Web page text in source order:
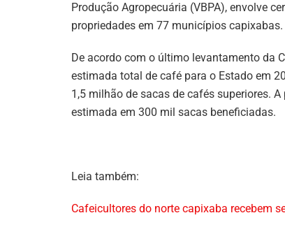
Produção Agropecuária (VBPA), envolve
propriedades em 77 municípios capixabas.
De acordo com o último levantamento da
estimada total de café para o Estado em
1,5 milhão de sacas de cafés superiores.
estimada em 300 mil sacas beneficiadas.
Leia também:
Cafeicultores do norte capixaba recebem